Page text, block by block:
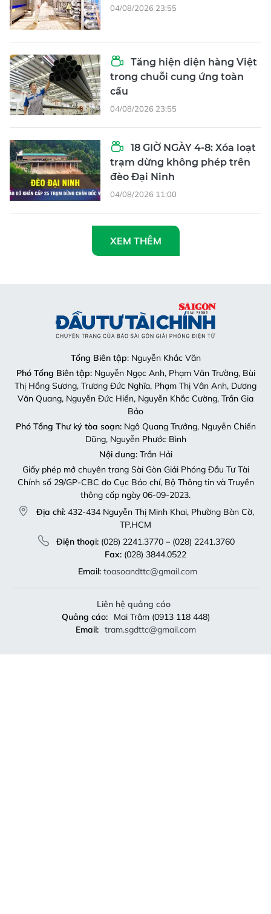
04/08/2026 23:55
Tăng hiện diện hàng Việt
trong chuỗi cung ứng toàn
cầu
04/08/2026 23:55
18 GIỜ NGÀY 4-8: Xóa loạt
trạm dừng không phép trên
đèo Đại Ninh
04/08/2026 11:00
XEM THÊM
Tổng Biên tập: Nguyễn Khắc Văn
Phó Tổng Biên tập:Nguyễn Ngọc Anh, Phạm Văn Trường, Bùi
Thị Hồng Sương, Trương Đức Nghĩa, Phạm Thị Vân Anh, Dương
Văn Quang, Nguyễn Đức Hiển, Nguyễn Khắc Cường, Trần Gia
Bảo
Phó Tổng Thư ký tòa soạn:Ngô Quang Trưởng, Nguyễn Chiến
Dũng, Nguyễn Phước Bình
Nội dung:Trần Hải
Giấy phép mở chuyên trang Sài Gòn Giải Phóng Đầu Tư Tài
Chính số 29/GP-CBC do Cục Báo chí, Bộ Thông tin và Truyền
thông cấp ngày 06-09-2023.
Địa chỉ: 432-434 Nguyễn Thị Minh Khai, Phường Bàn Cờ,
TP.HCM
Điện thoại:(028) 2241.3770 – (028) 2241.3760
Fax:(028) 3844.0522
Email: toasoandttc@gmail.com
Liên hệ quảng cáo
Quảng cáo:
Mai Trâm (0913 118 448)
Email: tram.sgdttc@gmail.com